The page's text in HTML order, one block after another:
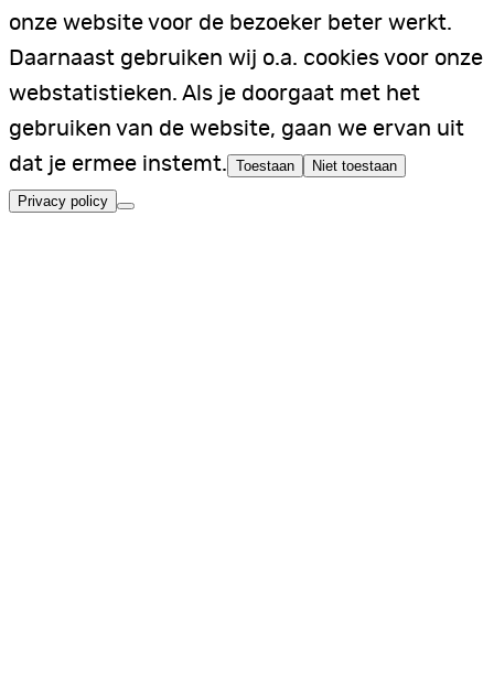
onze website voor de bezoeker beter werkt.
Daarnaast gebruiken wij o.a. cookies voor onze
webstatistieken. Als je doorgaat met het
gebruiken van de website, gaan we ervan uit
dat je ermee instemt. Toestaan Niet toestaan
Privacy policy